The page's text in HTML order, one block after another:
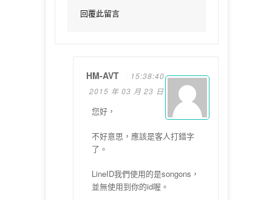
回覆此留言
HM-AVT
15:38:40
2015 年 03 月 23 日
您好，
不好意思， 應該是客人打錯字
了。
LineID我們使用的是songons，
並無使用到你的id喔。